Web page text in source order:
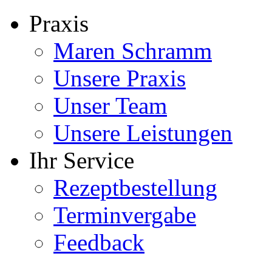
Praxis
Maren Schramm
Unsere Praxis
Unser Team
Unsere Leistungen
Ihr Service
Rezeptbestellung
Terminvergabe
Feedback